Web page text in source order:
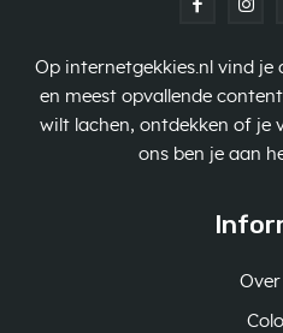
Op internetgekkies.nl vind je
en meest opvallende
wilt lachen, ontdekken of je
ons ben je aan